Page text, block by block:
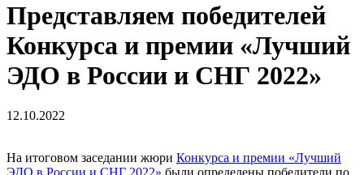
Представляем победителей
Конкурса и премии «Лучший
ЭДО в России и СНГ 2022»
12.10.2022
На итоговом заседании жюри Конкурса и премии «Лучший
ЭДО в России и СНГ 2022» были определены победители по